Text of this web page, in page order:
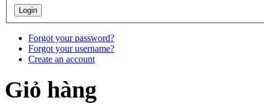
Forgot your password?
Forgot your username?
Create an account
Giỏ hàng